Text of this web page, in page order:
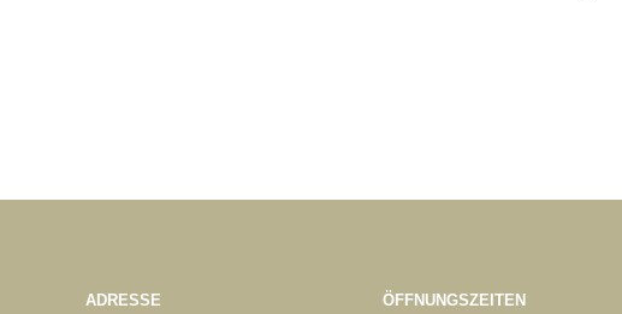
ADRESSE ÖFFNUNGSZEITEN